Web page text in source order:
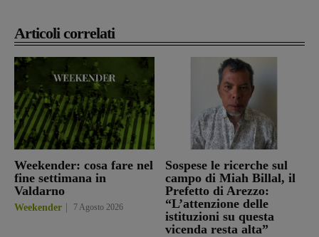
Articoli correlati
Weekender: cosa fare nel
fine settimana in
Valdarno
Weekender 7 Agosto 2026
Sospese le ricerche sul
campo di Miah Billal, il
Prefetto di Arezzo:
“L’attenzione delle
istituzioni su questa
vicenda resta alta”